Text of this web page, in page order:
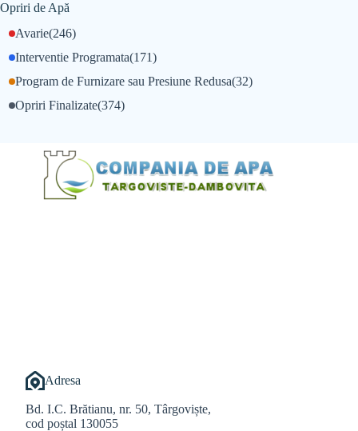
Opriri de Apă
Avarie(246)
Interventie Programata(171)
Opriri Finalizate(374)
Program de Furnizare sau Presiune Redusa(32)
Adresa
Bd. I.C. Brătianu, nr. 50, Târgoviște,
cod poștal 130055